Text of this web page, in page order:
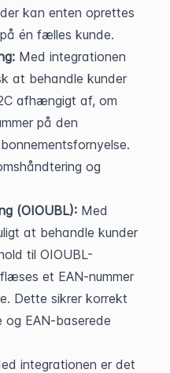
kan enten oprettes
én fælles kunde.
Med integrationen
at behandle kunder
afhængigt af, om
på den
og
(OIOUBL): Med
at behandle kunder
til OIOUBL-
et EAN-nummer
Dette sikrer korrekt
EAN-baserede
integrationen er det